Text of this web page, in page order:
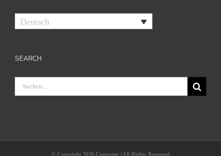
Deutsch
SEARCH
Suche
nach:
© Copyright 2026 Controme | All Rights Reserved